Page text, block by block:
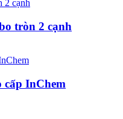
tròn 2 cạnh
cấp InChem